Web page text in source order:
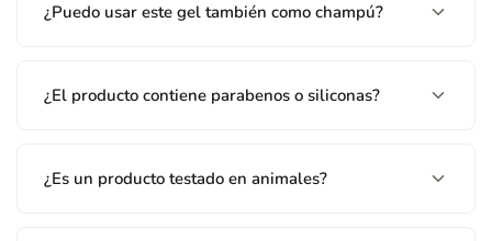
¿Puedo usar este gel también como champú?
¿El producto contiene parabenos o siliconas?
¿Es un producto testado en animales?